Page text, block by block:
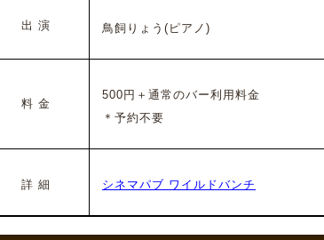
出 演 鳥飼りょう(ピアノ)
料 金
500円＋通常のバー利用料金
＊予約不要
詳 細 シネマパブ ワイルドバンチ